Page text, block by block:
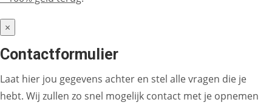
×
Contactformulier
Laat hier jou gegevens achter en stel alle vragen die je
hebt. Wij zullen zo snel mogelijk contact met je opnemen